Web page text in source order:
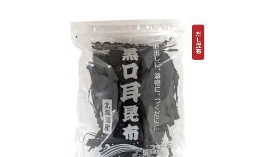
だし昆布